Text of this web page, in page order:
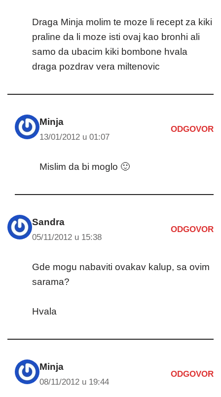
Draga Minja molim te moze li recept za kiki
praline da li moze isti ovaj kao bronhi ali
samo da ubacim kiki bombone hvala
draga pozdrav vera miltenovic
Minja
13/01/2012 u 01:07
ODGOVOR
Mislim da bi moglo 🙂
Sandra
05/11/2012 u 15:38
ODGOVOR
Gde mogu nabaviti ovakav kalup, sa ovim
sarama?
Hvala
Minja
08/11/2012 u 19:44
ODGOVOR